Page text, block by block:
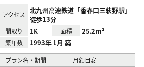
アクセス
北九州高速鉄道「香春口三萩野駅」
徒歩13分
間取り 1K 面積 25.2m²
築年数 1993年 1月 築
プラン名・期間 月額目安